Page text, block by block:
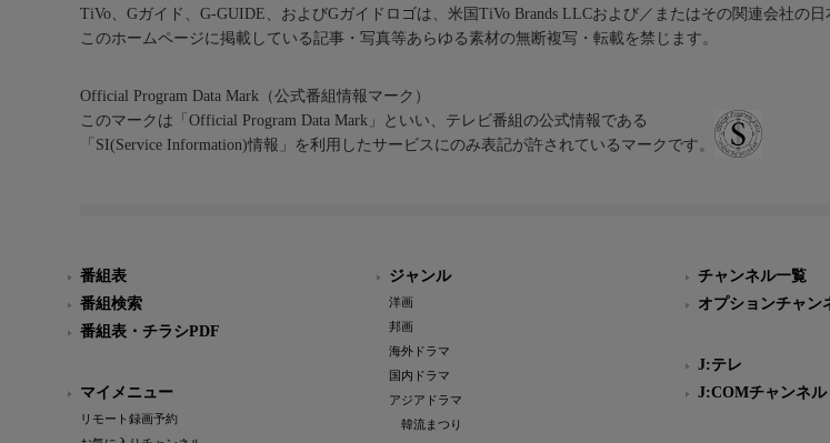
TiVo、Gガイド、G-GUIDE、およびGガイドロゴは、米国TiVo Brands LLCおよび／またはその関連会社の
このホームページに掲載している記事・写真等あらゆる素材の無断複写・転載を禁じます。
Official Program Data Mark（公式番組情報マーク）
このマークは「Official Program Data Mark」といい、テレビ番組の公式情報である
「SI(Service Information)情報」を利用したサービスにのみ表記が許されているマークです。
番組表
番組検索
番組表・チラシPDF
マイメニュー
リモート録画予約
ジャンル
洋画
邦画
海外ドラマ
国内ドラマ
アジアドラマ
韓流まつり
チャンネル一覧
オプションチャン
J:テレ
J:COMチャンネル